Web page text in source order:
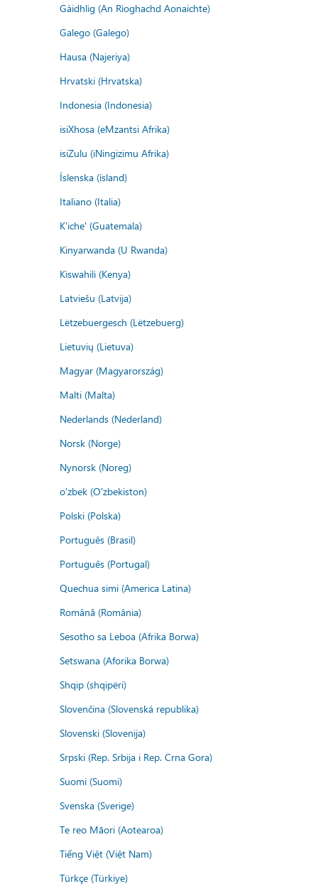
Gàidhlig (An Rìoghachd Aonaichte)
Galego (Galego)
Hausa (Najeriya)
Hrvatski (Hrvatska)
Indonesia (Indonesia)
isiXhosa (eMzantsi Afrika)
isiZulu (iNingizimu Afrika)
Íslenska (ísland)
Italiano (Italia)
K'iche' (Guatemala)
Kinyarwanda (U Rwanda)
Kiswahili (Kenya)
Latviešu (Latvija)
Lëtzebuergesch (Lëtzebuerg)
Lietuvių (Lietuva)
Magyar (Magyarország)
Malti (Malta)
Nederlands (Nederland)
Norsk (Norge)
Nynorsk (Noreg)
o'zbek (O'zbekiston)
Polski (Polska)
Português (Brasil)
Português (Portugal)
Quechua simi (America Latina)
Română (România)
Sesotho sa Leboa (Afrika Borwa)
Setswana (Aforika Borwa)
Shqip (shqipëri)
Slovenčina (Slovenská republika)
Slovenski (Slovenija)
Srpski (Rep. Srbija i Rep. Crna Gora)
Suomi (Suomi)
Svenska (Sverige)
Te reo Māori (Aotearoa)
Tiếng Việt (Việt Nam)
Türkçe (Türkiye)